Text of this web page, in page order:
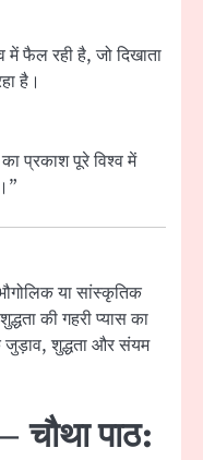
फैल रही है, जो दिखाता
है।
प्रकाश पूरे विश्व में
या सांस्कृतिक
की गहरी प्यास का
जुड़ाव, शुद्धता और संयम
पाठ: